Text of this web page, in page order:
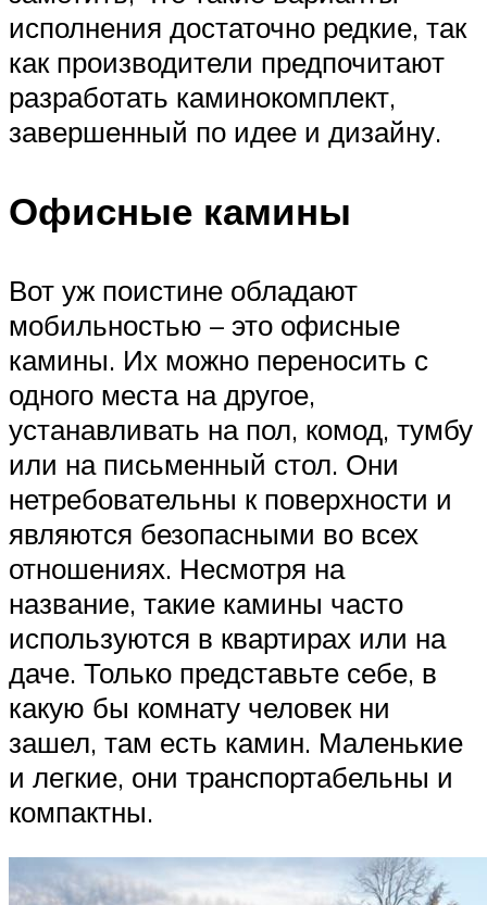
исполнения достаточно редкие, так
как производители предпочитают
разработать каминокомплект,
завершенный по идее и дизайну.
Офисные камины
Вот уж поистине обладают
мобильностью – это офисные
камины. Их можно переносить с
одного места на другое,
устанавливать на пол, комод, тумбу
или на письменный стол. Они
нетребовательны к поверхности и
являются безопасными во всех
отношениях. Несмотря на
название, такие камины часто
используются в квартирах или на
даче. Только представьте себе, в
какую бы комнату человек ни
зашел, там есть камин. Маленькие
и легкие, они транспортабельны и
компактны.